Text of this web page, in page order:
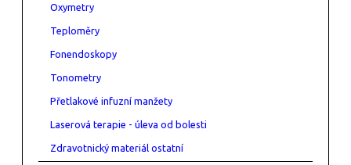
Oxymetry
Teploměry
Fonendoskopy
Tonometry
Přetlakové infuzní manžety
Laserová terapie - úleva od bolesti
Zdravotnický materiál ostatní